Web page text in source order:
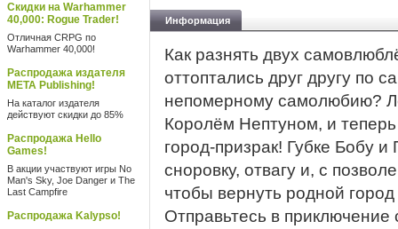
Скидки на Warhammer
40,000: Rogue Trader!
Отличная CRPG по
Warhammer 40,000!
Распродажа издателя
META Publishing!
На каталог издателя
действуют скидки до 85%
Распродажа Hello
Games!
В акции участвуют игры No
Man's Sky, Joe Danger и The
Last Campfire
Распродажа Kalypso!
Информация
Как разнять двух
оттоптались друг другу по
непомерному самолюбию?
Королём Нептуном, и
город-призрак! Губке Бобу
сноровку, отвагу и, с
чтобы вернуть родной
Отправьтесь в